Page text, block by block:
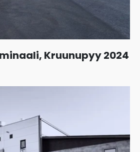
Kruunupyy 2024